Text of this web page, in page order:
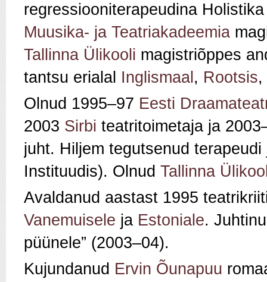
regressiooniterapeudina
Muusika- ja Teatriakadeemia
Tallinna Ülikooli magistriõppes
tantsu erialal Inglismaal , Rootsis,
Olnud 1995–97 Eesti
2003 Sirbi teatritoimetaja ja
juht. Hiljem tegutsenud
Instituudis). Olnud Tallinna
Avaldanud aastast 1995
Vanemuisele ja Estoniale.
püünele” (2003–04).
Kujundanud Ervin Õunapuu